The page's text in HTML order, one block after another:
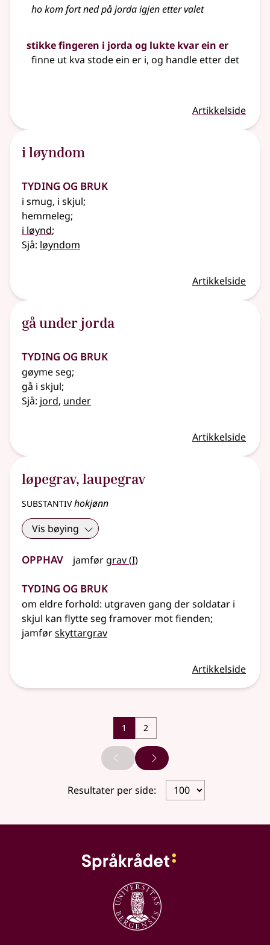
ho kom fort ned på jorda igjen etter valet
stikke fingeren i jorda og lukte kvar ein er
finne ut kva stode ein er i, og handle etter det
Artikkelside
i løyndom
Tyding og bruk
i smug, i skjul;
hemmeleg;
i løynd;
Sjå: løyndom
Artikkelside
gå under jorda
Tyding og bruk
gøyme seg;
gå i skjul;
Sjå: jord, under
Artikkelside
løpegrav, laupegrav
substantivhokjønn
Vis bøying
Opphav jamfør grav(1
I)
Tyding og bruk
om eldre forhold: utgraven gang der soldatar i
skjul kan flytte seg framover mot fienden;
jamførskyttargrav
Artikkelside
1 2
Forrige sideNeste side
Resultater per side: